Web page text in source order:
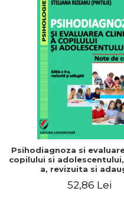
Psihodiagnoza si
copilului si
a, revizuita si
52,86 Lei